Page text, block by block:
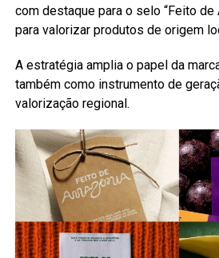
com destaque para o selo “Feito de
para valorizar produtos de origem
A estratégia amplia o papel da
também como instrumento de
valorização regional.